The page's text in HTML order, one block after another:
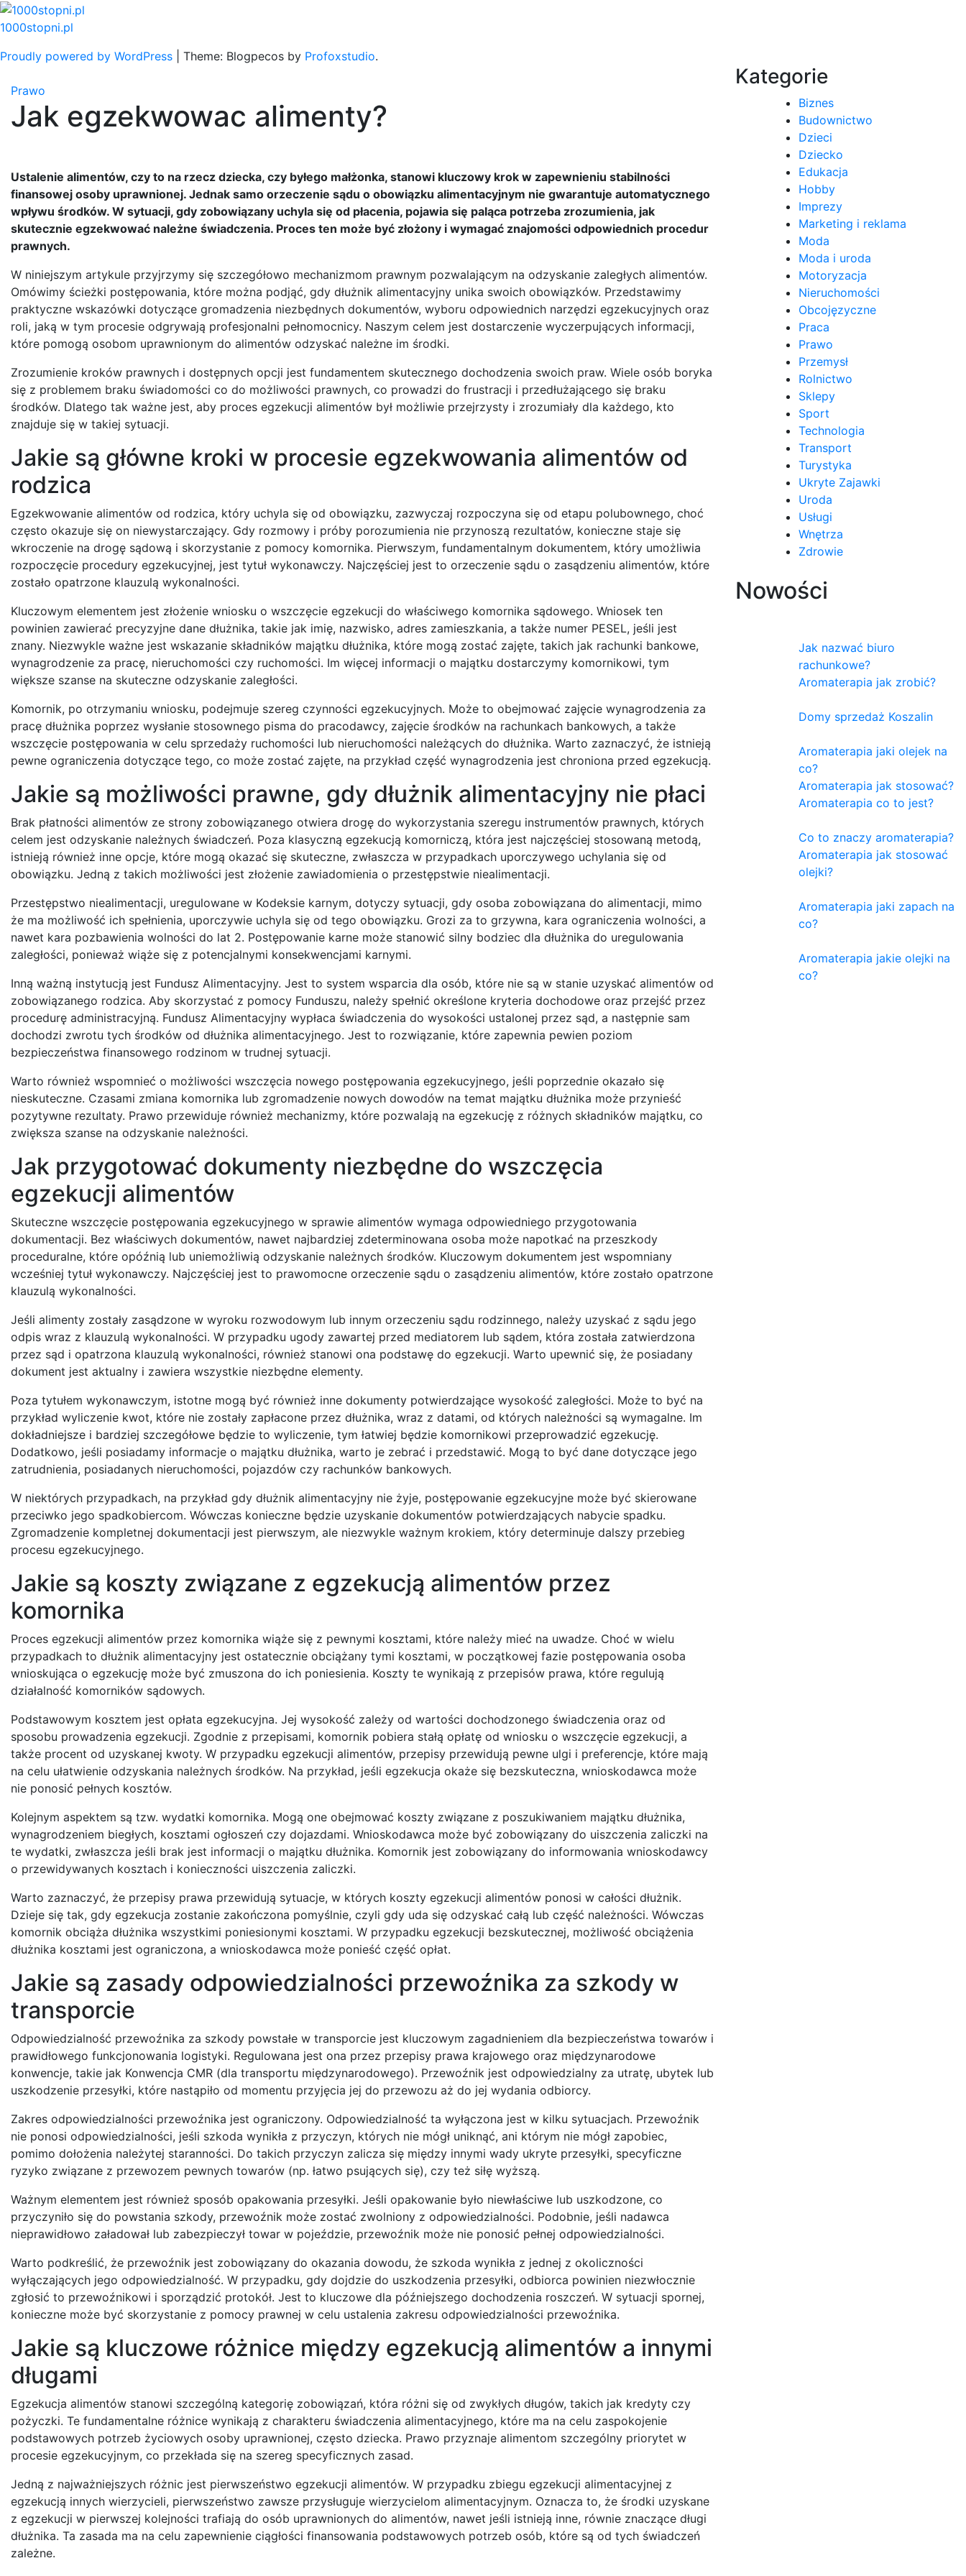
Skip
to
1000stopni.pl
Proudly powered by WordPress
Theme: Blogpecos by Profoxstudio.
Prawo
Jak egzekwowac alimenty?
Ustalenie alimentów, czy to na rzecz dziecka, czy byłego małżonka, stanowi kluczowy krok w zapewnieniu stabilności
finansowej osoby uprawnionej. Jednak samo orzeczenie sądu o obowiązku alimentacyjnym nie gwarantuje automatycznego
wpływu środków. W sytuacji, gdy zobowiązany uchyla się od płacenia, pojawia się paląca potrzeba zrozumienia, jak
skutecznie egzekwować należne świadczenia. Proces ten może być złożony i wymagać znajomości odpowiednich procedur
prawnych.
W niniejszym artykule przyjrzymy się szczegółowo mechanizmom prawnym pozwalającym na odzyskanie zaległych alimentów.
Omówimy ścieżki postępowania, które można podjąć, gdy dłużnik alimentacyjny unika swoich obowiązków. Przedstawimy
praktyczne wskazówki dotyczące gromadzenia niezbędnych dokumentów, wyboru odpowiednich narzędzi egzekucyjnych oraz
roli, jaką w tym procesie odgrywają profesjonalni pełnomocnicy. Naszym celem jest dostarczenie wyczerpujących informacji,
które pomogą osobom uprawnionym do alimentów odzyskać należne im środki.
Zrozumienie kroków prawnych i dostępnych opcji jest fundamentem skutecznego dochodzenia swoich praw. Wiele osób boryka
się z problemem braku świadomości co do możliwości prawnych, co prowadzi do frustracji i przedłużającego się braku
środków. Dlatego tak ważne jest, aby proces egzekucji alimentów był możliwie przejrzysty i zrozumiały dla każdego, kto
znajduje się w takiej sytuacji.
Jakie są główne kroki w procesie egzekwowania alimentów od
rodzica
Egzekwowanie alimentów od rodzica, który uchyla się od obowiązku, zazwyczaj rozpoczyna się od etapu polubownego, choć
często okazuje się on niewystarczający. Gdy rozmowy i próby porozumienia nie przynoszą rezultatów, konieczne staje się
wkroczenie na drogę sądową i skorzystanie z pomocy komornika. Pierwszym, fundamentalnym dokumentem, który umożliwia
rozpoczęcie procedury egzekucyjnej, jest tytuł wykonawczy. Najczęściej jest to orzeczenie sądu o zasądzeniu alimentów, które
zostało opatrzone klauzulą wykonalności.
Kluczowym elementem jest złożenie wniosku o wszczęcie egzekucji do właściwego komornika sądowego. Wniosek ten
powinien zawierać precyzyjne dane dłużnika, takie jak imię, nazwisko, adres zamieszkania, a także numer PESEL, jeśli jest
znany. Niezwykle ważne jest wskazanie składników majątku dłużnika, które mogą zostać zajęte, takich jak rachunki bankowe,
wynagrodzenie za pracę, nieruchomości czy ruchomości. Im więcej informacji o majątku dostarczymy komornikowi, tym
większe szanse na skuteczne odzyskanie zaległości.
Komornik, po otrzymaniu wniosku, podejmuje szereg czynności egzekucyjnych. Może to obejmować zajęcie wynagrodzenia za
pracę dłużnika poprzez wysłanie stosownego pisma do pracodawcy, zajęcie środków na rachunkach bankowych, a także
wszczęcie postępowania w celu sprzedaży ruchomości lub nieruchomości należących do dłużnika. Warto zaznaczyć, że istnieją
pewne ograniczenia dotyczące tego, co może zostać zajęte, na przykład część wynagrodzenia jest chroniona przed egzekucją.
Jakie są możliwości prawne, gdy dłużnik alimentacyjny nie płaci
Brak płatności alimentów ze strony zobowiązanego otwiera drogę do wykorzystania szeregu instrumentów prawnych, których
celem jest odzyskanie należnych świadczeń. Poza klasyczną egzekucją komorniczą, która jest najczęściej stosowaną metodą,
istnieją również inne opcje, które mogą okazać się skuteczne, zwłaszcza w przypadkach uporczywego uchylania się od
obowiązku. Jedną z takich możliwości jest złożenie zawiadomienia o przestępstwie niealimentacji.
Przestępstwo niealimentacji, uregulowane w Kodeksie karnym, dotyczy sytuacji, gdy osoba zobowiązana do alimentacji, mimo
że ma możliwość ich spełnienia, uporczywie uchyla się od tego obowiązku. Grozi za to grzywna, kara ograniczenia wolności, a
nawet kara pozbawienia wolności do lat 2. Postępowanie karne może stanowić silny bodziec dla dłużnika do uregulowania
zaległości, ponieważ wiąże się z potencjalnymi konsekwencjami karnymi.
Inną ważną instytucją jest Fundusz Alimentacyjny. Jest to system wsparcia dla osób, które nie są w stanie uzyskać alimentów od
zobowiązanego rodzica. Aby skorzystać z pomocy Funduszu, należy spełnić określone kryteria dochodowe oraz przejść przez
procedurę administracyjną. Fundusz Alimentacyjny wypłaca świadczenia do wysokości ustalonej przez sąd, a następnie sam
dochodzi zwrotu tych środków od dłużnika alimentacyjnego. Jest to rozwiązanie, które zapewnia pewien poziom
bezpieczeństwa finansowego rodzinom w trudnej sytuacji.
Warto również wspomnieć o możliwości wszczęcia nowego postępowania egzekucyjnego, jeśli poprzednie okazało się
nieskuteczne. Czasami zmiana komornika lub zgromadzenie nowych dowodów na temat majątku dłużnika może przynieść
pozytywne rezultaty. Prawo przewiduje również mechanizmy, które pozwalają na egzekucję z różnych składników majątku, co
zwiększa szanse na odzyskanie należności.
Jak przygotować dokumenty niezbędne do wszczęcia
egzekucji alimentów
Skuteczne wszczęcie postępowania egzekucyjnego w sprawie alimentów wymaga odpowiedniego przygotowania
dokumentacji. Bez właściwych dokumentów, nawet najbardziej zdeterminowana osoba może napotkać na przeszkody
proceduralne, które opóźnią lub uniemożliwią odzyskanie należnych środków. Kluczowym dokumentem jest wspomniany
wcześniej tytuł wykonawczy. Najczęściej jest to prawomocne orzeczenie sądu o zasądzeniu alimentów, które zostało opatrzone
klauzulą wykonalności.
Jeśli alimenty zostały zasądzone w wyroku rozwodowym lub innym orzeczeniu sądu rodzinnego, należy uzyskać z sądu jego
odpis wraz z klauzulą wykonalności. W przypadku ugody zawartej przed mediatorem lub sądem, która została zatwierdzona
przez sąd i opatrzona klauzulą wykonalności, również stanowi ona podstawę do egzekucji. Warto upewnić się, że posiadany
dokument jest aktualny i zawiera wszystkie niezbędne elementy.
Poza tytułem wykonawczym, istotne mogą być również inne dokumenty potwierdzające wysokość zaległości. Może to być na
przykład wyliczenie kwot, które nie zostały zapłacone przez dłużnika, wraz z datami, od których należności są wymagalne. Im
dokładniejsze i bardziej szczegółowe będzie to wyliczenie, tym łatwiej będzie komornikowi przeprowadzić egzekucję.
Dodatkowo, jeśli posiadamy informacje o majątku dłużnika, warto je zebrać i przedstawić. Mogą to być dane dotyczące jego
zatrudnienia, posiadanych nieruchomości, pojazdów czy rachunków bankowych.
W niektórych przypadkach, na przykład gdy dłużnik alimentacyjny nie żyje, postępowanie egzekucyjne może być skierowane
przeciwko jego spadkobiercom. Wówczas konieczne będzie uzyskanie dokumentów potwierdzających nabycie spadku.
Zgromadzenie kompletnej dokumentacji jest pierwszym, ale niezwykle ważnym krokiem, który determinuje dalszy przebieg
procesu egzekucyjnego.
Jakie są koszty związane z egzekucją alimentów przez
komornika
Proces egzekucji alimentów przez komornika wiąże się z pewnymi kosztami, które należy mieć na uwadze. Choć w wielu
przypadkach to dłużnik alimentacyjny jest ostatecznie obciążany tymi kosztami, w początkowej fazie postępowania osoba
wnioskująca o egzekucję może być zmuszona do ich poniesienia. Koszty te wynikają z przepisów prawa, które regulują
działalność komorników sądowych.
Podstawowym kosztem jest opłata egzekucyjna. Jej wysokość zależy od wartości dochodzonego świadczenia oraz od
sposobu prowadzenia egzekucji. Zgodnie z przepisami, komornik pobiera stałą opłatę od wniosku o wszczęcie egzekucji, a
także procent od uzyskanej kwoty. W przypadku egzekucji alimentów, przepisy przewidują pewne ulgi i preferencje, które mają
na celu ułatwienie odzyskania należnych środków. Na przykład, jeśli egzekucja okaże się bezskuteczna, wnioskodawca może
nie ponosić pełnych kosztów.
Kolejnym aspektem są tzw. wydatki komornika. Mogą one obejmować koszty związane z poszukiwaniem majątku dłużnika,
wynagrodzeniem biegłych, kosztami ogłoszeń czy dojazdami. Wnioskodawca może być zobowiązany do uiszczenia zaliczki na
te wydatki, zwłaszcza jeśli brak jest informacji o majątku dłużnika. Komornik jest zobowiązany do informowania wnioskodawcy
o przewidywanych kosztach i konieczności uiszczenia zaliczki.
Warto zaznaczyć, że przepisy prawa przewidują sytuacje, w których koszty egzekucji alimentów ponosi w całości dłużnik.
Dzieje się tak, gdy egzekucja zostanie zakończona pomyślnie, czyli gdy uda się odzyskać całą lub część należności. Wówczas
komornik obciąża dłużnika wszystkimi poniesionymi kosztami. W przypadku egzekucji bezskutecznej, możliwość obciążenia
dłużnika kosztami jest ograniczona, a wnioskodawca może ponieść część opłat.
Jakie są zasady odpowiedzialności przewoźnika za szkody w
transporcie
Odpowiedzialność przewoźnika za szkody powstałe w transporcie jest kluczowym zagadnieniem dla bezpieczeństwa towarów i
prawidłowego funkcjonowania logistyki. Regulowana jest ona przez przepisy prawa krajowego oraz międzynarodowe
konwencje, takie jak Konwencja CMR (dla transportu międzynarodowego). Przewoźnik jest odpowiedzialny za utratę, ubytek lub
uszkodzenie przesyłki, które nastąpiło od momentu przyjęcia jej do przewozu aż do jej wydania odbiorcy.
Zakres odpowiedzialności przewoźnika jest ograniczony. Odpowiedzialność ta wyłączona jest w kilku sytuacjach. Przewoźnik
nie ponosi odpowiedzialności, jeśli szkoda wynikła z przyczyn, których nie mógł uniknąć, ani którym nie mógł zapobiec,
pomimo dołożenia należytej staranności. Do takich przyczyn zalicza się między innymi wady ukryte przesyłki, specyficzne
ryzyko związane z przewozem pewnych towarów (np. łatwo psujących się), czy też siłę wyższą.
Ważnym elementem jest również sposób opakowania przesyłki. Jeśli opakowanie było niewłaściwe lub uszkodzone, co
przyczyniło się do powstania szkody, przewoźnik może zostać zwolniony z odpowiedzialności. Podobnie, jeśli nadawca
nieprawidłowo załadował lub zabezpieczył towar w pojeździe, przewoźnik może nie ponosić pełnej odpowiedzialności.
Warto podkreślić, że przewoźnik jest zobowiązany do okazania dowodu, że szkoda wynikła z jednej z okoliczności
wyłączających jego odpowiedzialność. W przypadku, gdy dojdzie do uszkodzenia przesyłki, odbiorca powinien niezwłocznie
zgłosić to przewoźnikowi i sporządzić protokół. Jest to kluczowe dla późniejszego dochodzenia roszczeń. W sytuacji spornej,
konieczne może być skorzystanie z pomocy prawnej w celu ustalenia zakresu odpowiedzialności przewoźnika.
Jakie są kluczowe różnice między egzekucją alimentów a innymi
długami
Egzekucja alimentów stanowi szczególną kategorię zobowiązań, która różni się od zwykłych długów, takich jak kredyty czy
pożyczki. Te fundamentalne różnice wynikają z charakteru świadczenia alimentacyjnego, które ma na celu zaspokojenie
podstawowych potrzeb życiowych osoby uprawnionej, często dziecka. Prawo przyznaje alimentom szczególny priorytet w
procesie egzekucyjnym, co przekłada się na szereg specyficznych zasad.
Jedną z najważniejszych różnic jest pierwszeństwo egzekucji alimentów. W przypadku zbiegu egzekucji alimentacyjnej z
egzekucją innych wierzycieli, pierwszeństwo zawsze przysługuje wierzycielom alimentacyjnym. Oznacza to, że środki uzyskane
z egzekucji w pierwszej kolejności trafiają do osób uprawnionych do alimentów, nawet jeśli istnieją inne, równie znaczące długi
dłużnika. Ta zasada ma na celu zapewnienie ciągłości finansowania podstawowych potrzeb osób, które są od tych świadczeń
zależne.
Kategorie
Biznes
Budownictwo
Dzieci
Dziecko
Edukacja
Hobby
Imprezy
Marketing i reklama
Moda
Moda i uroda
Motoryzacja
Nieruchomości
Obcojęzyczne
Praca
Prawo
Przemysł
Rolnictwo
Sklepy
Sport
Technologia
Transport
Turystyka
Ukryte Zajawki
Uroda
Usługi
Wnętrza
Zdrowie
Nowości
Jak nazwać biuro
rachunkowe?
Aromaterapia jak zrobić?
Domy sprzedaż Koszalin
Aromaterapia jaki olejek na
co?
Aromaterapia jak stosować?
Aromaterapia co to jest?
Co to znaczy aromaterapia?
Aromaterapia jak stosować
olejki?
Aromaterapia jaki zapach na
co?
Aromaterapia jakie olejki na
co?